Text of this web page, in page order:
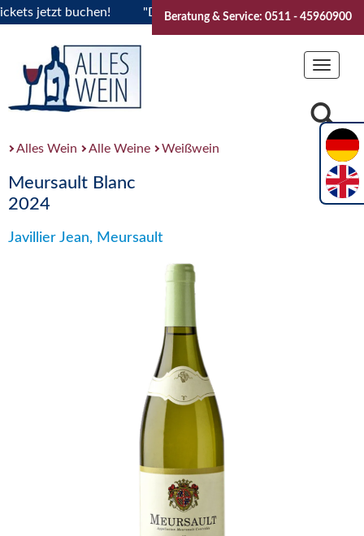
jetzt buchen! "Das Sommerfest 2026" Vive la
Beratung & Service: 0511 - 45960900
Toggle
Alles Wein Alle Weine Weißwein
Meursault Blanc
2024
Javillier Jean, Meursault